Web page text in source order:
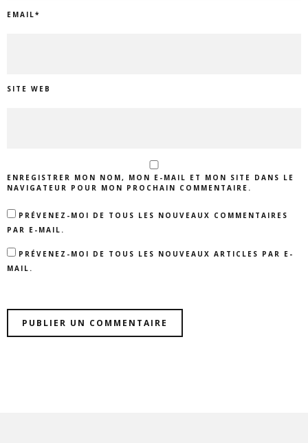
EMAIL*
SITE WEB
ENREGISTRER MON NOM, MON E-MAIL ET MON SITE DANS LE
NAVIGATEUR POUR MON PROCHAIN COMMENTAIRE.
PRÉVENEZ-MOI DE TOUS LES NOUVEAUX COMMENTAIRES
PAR E-MAIL.
PRÉVENEZ-MOI DE TOUS LES NOUVEAUX ARTICLES PAR E-
MAIL.